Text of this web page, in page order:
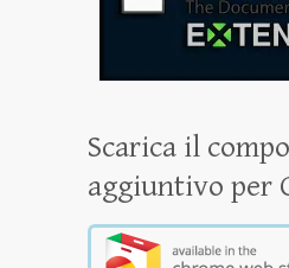
Scarica il
aggiuntivo per